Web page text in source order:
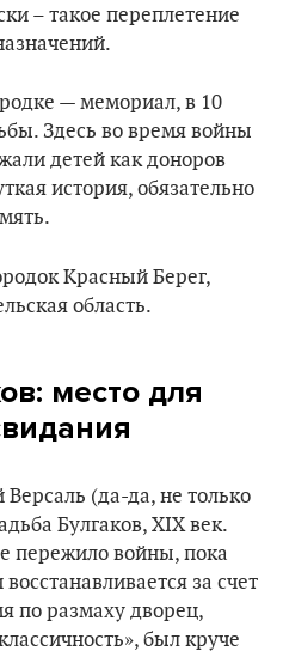
– такое переплетение
— мемориал, в 10
Здесь во время войны
детей как доноров
история, обязательно
Красный Берег,
область.
место для
(да-да, не только
Булгаков, XIX век.
пережило войны, пока
за счет
по размаху дворец,
был круче